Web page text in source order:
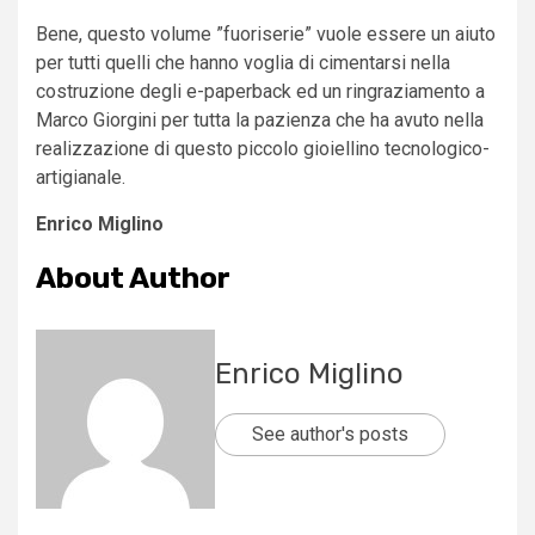
Bene, questo volume ”fuoriserie” vuole essere un aiuto
per tutti quelli che hanno voglia di cimentarsi nella
costruzione degli e-paperback ed un ringraziamento a
Marco Giorgini per tutta la pazienza che ha avuto nella
realizzazione di questo piccolo gioiellino tecnologico-
artigianale.
Enrico Miglino
About Author
Enrico Miglino
See author's posts